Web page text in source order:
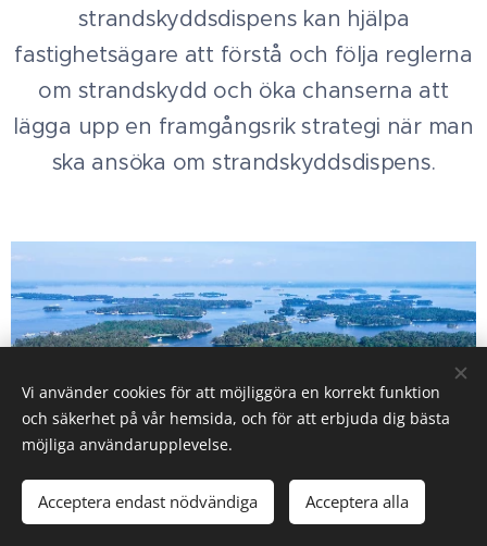
strandskyddsdispens kan hjälpa
fastighetsägare att förstå och följa reglerna
om strandskydd och öka chanserna att
lägga upp en framgångsrik strategi när man
ska ansöka om strandskyddsdispens.
Vi använder cookies för att möjliggöra en korrekt funktion
och säkerhet på vår hemsida, och för att erbjuda dig bästa
möjliga användarupplevelse.
Acceptera endast nödvändiga Acceptera alla